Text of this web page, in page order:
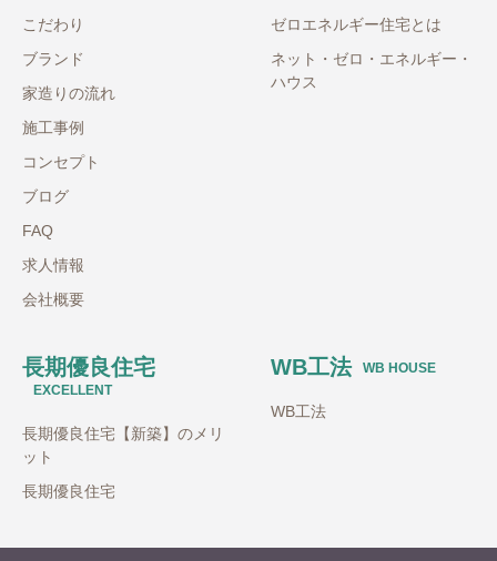
こだわり
ブランド
家造りの流れ
施工事例
コンセプト
ブログ
FAQ
求人情報
会社概要
ゼロエネルギー住宅とは
ネット・ゼロ・エネルギー・
ハウス
長期優良住宅
EXCELLENT
長期優良住宅【新築】のメリ
ット
長期優良住宅
WB工法 WB HOUSE
WB工法